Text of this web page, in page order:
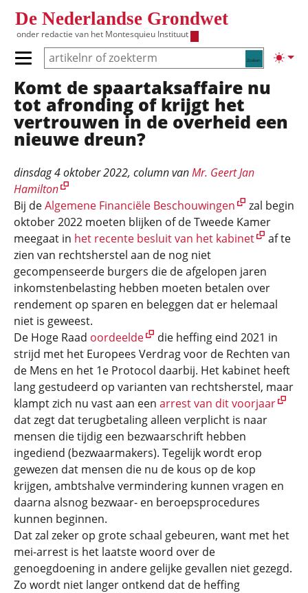
De Nederlandse Grondwet
onder redactie van het Montesquieu Instituut
Zoeken
Primair menu tonen/verbergen
Hoofdnavigatie
Komt de spaartaksaffaire nu
tot afronding of krijgt het
vertrouwen in de overheid een
nieuwe dreun?
dinsdag 4 oktober 2022, column vanMr. Geert Jan
Hamilton
Bij deAlgemene Financiële Beschouwingen
zal begin
oktober 2022 moeten blijken of de Tweede Kamer
meegaat in het recente besluit van het kabinet
af te
zien van rechtsherstel aan de nog niet
gecompenseerde burgers die de afgelopen jaren
inkomstenbelasting hebben moeten betalen over
rendement op sparen en beleggen dat er helemaal
niet is geweest.
De Hoge Raad oordeelde
die heffing eind 2021 in
strijd met het Europees Verdrag voor de Rechten van
de Mens en het 1e Protocol daarbij. Het kabinet heeft
lang gestudeerd op varianten van rechtsherstel, maar
klampt zich nu vast aan een arrest van dit voorjaar
dat zegt dat terugbetaling alleen verplicht is naar
mensen die tijdig een bezwaarschrift hebben
ingediend (bezwaarmakers). Tegelijk wordt erop
gewezen dat mensen die nu de kous op de kop
krijgen, ambtshalve vermindering kunnen vragen en
daarna alsnog bezwaar- en beroepsprocedures
kunnen beginnen.
Dat zal zeker op grote schaal gebeuren, want met het
mei-arrest is het laatste woord over de
genoegdoening in andere gelijke gevallen niet gezegd.
Zo wordt niet langer ontkend dat de heffing